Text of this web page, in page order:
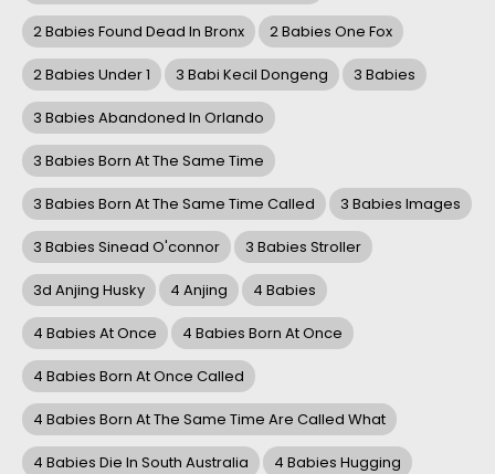
2 Babies Found Dead In Bronx 2 Babies One Fox
2 Babies Under 1 3 Babi Kecil Dongeng 3 Babies
3 Babies Abandoned In Orlando
3 Babies Born At The Same Time
3 Babies Born At The Same Time Called 3 Babies Images
3 Babies Sinead O'connor 3 Babies Stroller
3d Anjing Husky 4 Anjing 4 Babies
4 Babies At Once 4 Babies Born At Once
4 Babies Born At Once Called
4 Babies Born At The Same Time Are Called What
4 Babies Die In South Australia 4 Babies Hugging